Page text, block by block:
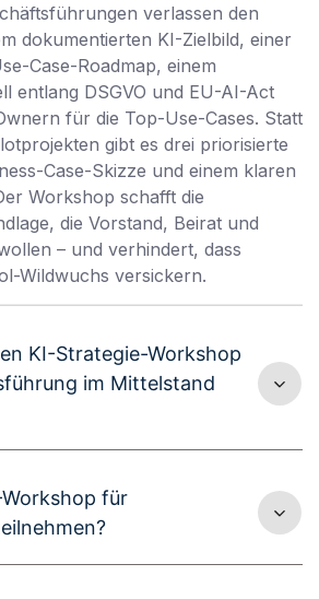
verlassen den
dokumentierten KI-Zielbild, einer
Case-Roadmap, einem
entlang DSGVO und EU-AI-Act
für die Top-Use-Cases. Statt
gibt es drei priorisierte
Case-Skizze und einem klaren
Workshop schafft die
die Vorstand, Beirat und
– und verhindert, dass
Wildwuchs versickern.
KI-Strategie-Workshop
im Mittelstand
für